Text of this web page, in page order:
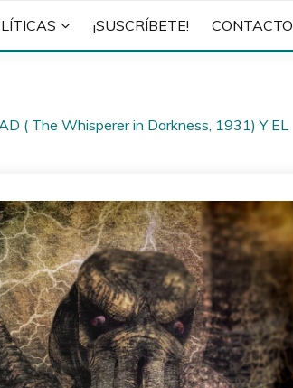
¡SUSCRÍBETE! CONTACTO
( The Whisperer in Darkness, 1931) Y EL